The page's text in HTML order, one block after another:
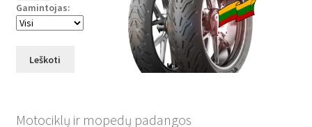
Gamintojas:
Leškoti
Motociklų ir mopedų padangos